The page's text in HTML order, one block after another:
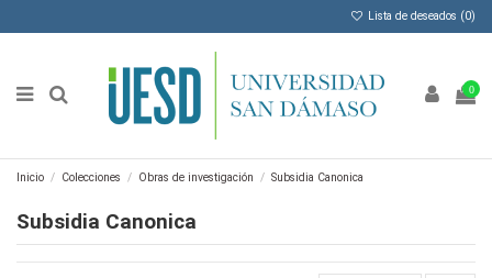
Lista de deseados (0)
0
Inicio Colecciones Obras de investigación Subsidia Canonica
Subsidia Canonica